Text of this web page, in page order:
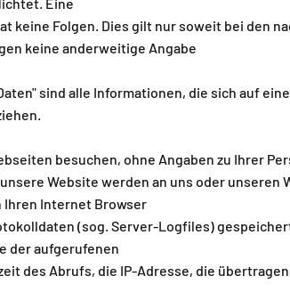
keine Folgen. Dies gilt nur soweit bei den
keine anderweitige Angabe
sind alle Informationen, die sich auf
besuchen, ohne Angaben zu Ihrer
Website werden an uns oder unseren
Internet Browser
(sog. Server-Logfiles)
der aufgerufenen
des Abrufs, die IP-Adresse, die